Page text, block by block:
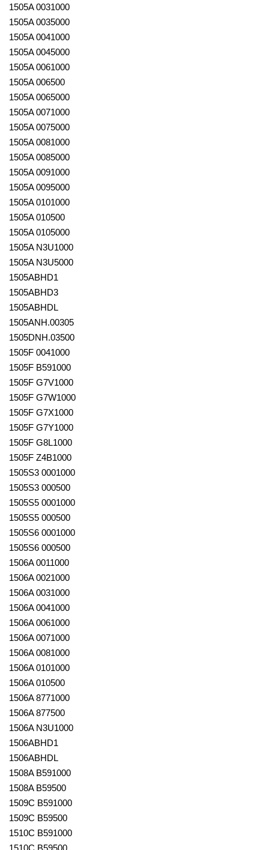
1505A 0031000
1505A 0035000
1505A 0041000
1505A 0045000
1505A 0061000
1505A 006500
1505A 0065000
1505A 0071000
1505A 0075000
1505A 0081000
1505A 0085000
1505A 0091000
1505A 0095000
1505A 0101000
1505A 010500
1505A 0105000
1505A N3U1000
1505A N3U5000
1505ABHD1
1505ABHD3
1505ABHDL
1505ANH.00305
1505DNH.03500
1505F 0041000
1505F B591000
1505F G7V1000
1505F G7W1000
1505F G7X1000
1505F G7Y1000
1505F G8L1000
1505F Z4B1000
1505S3 0001000
1505S3 000500
1505S5 0001000
1505S5 000500
1505S6 0001000
1505S6 000500
1506A 0011000
1506A 0021000
1506A 0031000
1506A 0041000
1506A 0061000
1506A 0071000
1506A 0081000
1506A 0101000
1506A 010500
1506A 8771000
1506A 877500
1506A N3U1000
1506ABHD1
1506ABHDL
1508A B591000
1508A B59500
1509C B591000
1509C B59500
1510C B591000
1510C B59500